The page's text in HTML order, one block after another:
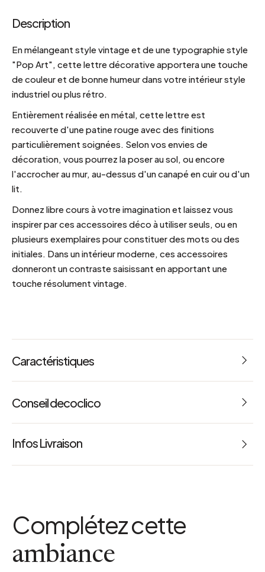
Description
En mélangeant style vintage et de une typographie style
"Pop Art", cette lettre décorative apportera une touche
de couleur et de bonne humeur dans votre intérieur style
industriel ou plus rétro.
Entièrement réalisée en métal, cette lettre est
recouverte d'une patine rouge avec des finitions
particulièrement soignées. Selon vos envies de
décoration, vous pourrez la poser au sol, ou encore
l'accrocher au mur, au-dessus d'un canapé en cuir ou d'un
lit.
Donnez libre cours à votre imagination et laissez vous
inspirer par ces accessoires déco à utiliser seuls, ou en
plusieurs exemplaires pour constituer des mots ou des
initiales. Dans un intérieur moderne, ces accessoires
donneront un contraste saisissant en apportant une
touche résolument vintage.
Caractéristiques
Conseil decoclico
Infos Livraison
Complétez cette
ambiance